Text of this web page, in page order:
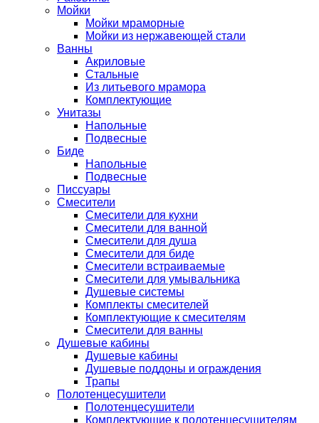
Мойки
Мойки мраморные
Мойки из нержавеющей стали
Ванны
Акриловые
Стальные
Из литьевого мрамора
Комплектующие
Унитазы
Напольные
Подвесные
Биде
Напольные
Подвесные
Писсуары
Смесители
Смесители для кухни
Смесители для ванной
Смесители для душа
Смесители для биде
Смесители встраиваемые
Смесители для умывальника
Душевые системы
Комплекты смесителей
Комплектующие к смесителям
Смесители для ванны
Душевые кабины
Душевые кабины
Душевые поддоны и ограждения
Трапы
Полотенцесушители
Полотенцесушители
Комплектующие к полотенцесушителям